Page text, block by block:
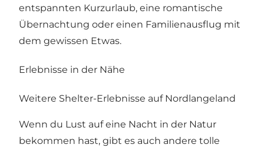
entspannten Kurzurlaub, eine romantische
Übernachtung oder einen Familienausflug mit
dem gewissen Etwas.
Erlebnisse in der Nähe
Weitere Shelter-Erlebnisse auf Nordlangeland
Wenn du Lust auf eine Nacht in der Natur
bekommen hast, gibt es auch andere tolle